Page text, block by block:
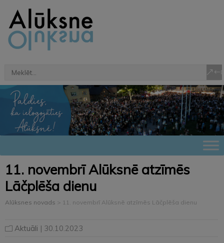
11. novembrī Alūksnē atzīmēs
Lāčplēša dienu
Alūksnes novads > 11. novembrī Alūksnē atzīmēs Lāčplēša dienu
Aktuāli | 30.10.2023